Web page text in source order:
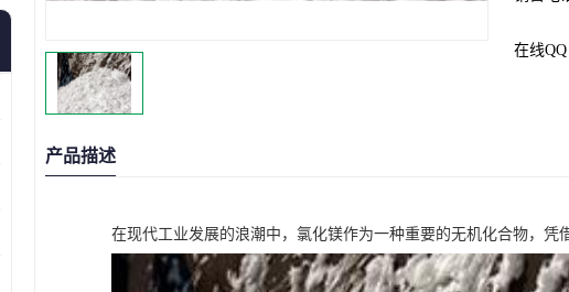
在线QQ
产品描述
在现代工业发展的浪潮中，氯化镁作为一种重要的无机化合物，凭